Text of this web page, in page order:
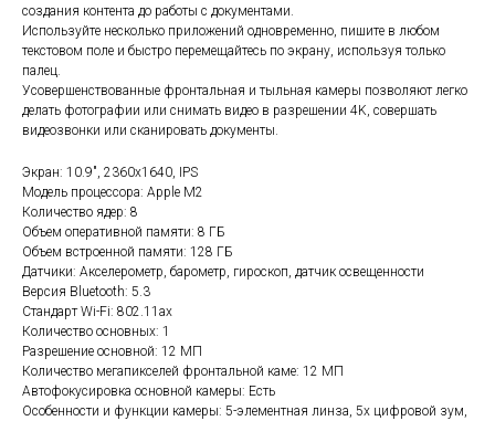
создания контента до работы с документами.
Используйте несколько приложений одновременно, пишите в любом
текстовом поле и быстро перемещайтесь по экрану, используя только
палец.
Усовершенствованные фронтальная и тыльная камеры позволяют легко
делать фотографии или снимать видео в разрешении 4K, совершать
видеозвонки или сканировать документы.
Экран: 10.9", 2360x1640, IPS
Модель процессора: Apple M2
Количество ядер: 8
Объем оперативной памяти: 8 ГБ
Объем встроенной памяти: 128 ГБ
Датчики: Акселерометр, барометр, гироскоп, датчик освещенности
Версия Bluetooth: 5.3
Стандарт Wi-Fi: 802.11ax
Количество основных: 1
Разрешение основной: 12 МП
Количество мегапикселей фронтальной каме: 12 МП
Автофокусировка основной камеры: Есть
Особенности и функции камеры: 5-элементная линза, 5х цифровой зум,